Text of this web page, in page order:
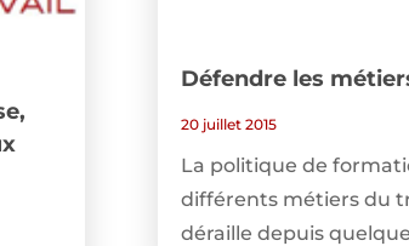
Défendre les
20 juillet 2015
La politique de
différents métiers du
déraille depuis